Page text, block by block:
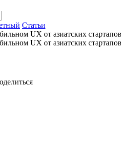
Статьи
UX от азиатских стартапов
UX от азиатских стартапов